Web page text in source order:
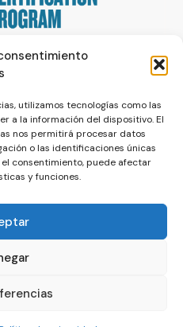
utilizamos tecnologías como las
a la información del dispositivo. El
nos permitirá procesar datos
o las identificaciones únicas
consentimiento, puede afectar
y funciones.
Prieto